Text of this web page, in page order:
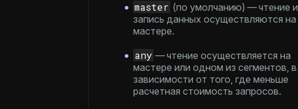
master (по умолчанию) — чтение и
запись данных осуществляются на
мастере.
any — чтение осуществляется на
мастере или одном из сегментов, в
зависимости от того, где меньше
расчетная стоимость запросов.